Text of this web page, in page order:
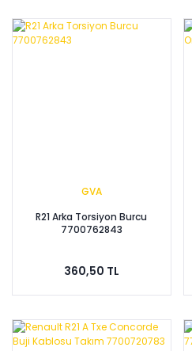
GVA
R21 Arka Torsiyon Burcu
7700762843
360,50 TL